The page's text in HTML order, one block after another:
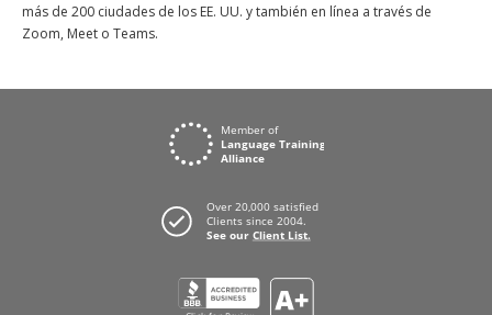
más de 200 ciudades de los EE. UU. y también en línea a través de
Zoom, Meet o Teams.